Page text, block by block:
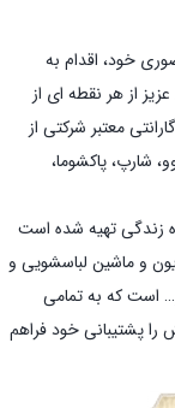
خود، اقدام به
از هر نقطه ای از
معتبر شرکتی از
شارپ، پاکشوما،
زندگی تهیه شده است
و ماشین لباسشویی و
است که به تمامی
پشتیبانی خود فراهم